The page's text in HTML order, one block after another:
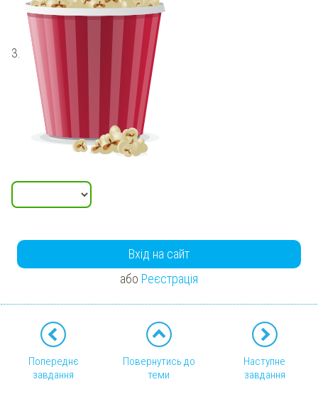
3.
Вхід на сайт
або Реєстрація
Попереднє
завдання
Повернутись до
теми
Наступне
завдання